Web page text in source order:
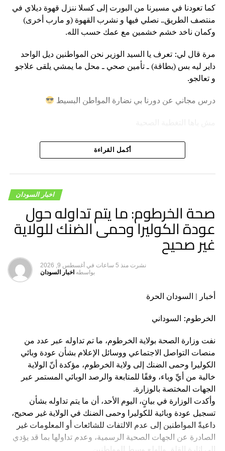
كما تعودنا في مسيرنا من البورت إلى كسلا ننزل قهوة ديلاي في
منتصف الطريق.. نصلي فيها و نشرب القهوة (و مارب أخرى)
وكمان ناخد خشم خشمين مع عمك حسب الله.
مرة قال لي: تعرف يا السيد الوزير نحن المواطنين ديل الواحد
داير ليه بس (بطاقة) ـ تأمين صحي ـ محل ما يمشي يلقى علاجو
و تعالجو.
درس مجاني عن دورنا بي نضارة المواطن البسيط
حسب الله في قعدة قهوة و من غير ظيتا و ظمبريتا وبعبارات
…………..
رغم اننا نحتفل هنا و هناك .. بجهاز حديث او افتتاح مستشفي
او مركز تشخيصي متطور …. إلا انه ليحزنني ان أرى مريضا
(عاملين ليه كشف ما عندو حق العملية) وأخاف ان يأخذه المرض
….وفرة الحبة والحقنة و الدواء خطوة برضو كويسة … لكن
الخطوة المهمة قالا عم حسب الله … دي روشتة المواطن مافي
شك لو حققناها لكان خيرا لنا و أشد تثبيتا…
ده الحل و زي ما قالوا الحل في الـ (تأمين) .. ان قلنا خير لا بدورلو
سيف لا درقة …وان (طنشنا) يروح شمار في مرقة.
هيثم الباوقة
أكمل القراءة
اخبار السودان
صحة الخرطوم: ما يتم تداوله حول
عودة الكوليرا وحمى الضنك للولاية
غير صحيح
نشرت منذ 5 ساعات في أغسطس 9, 2026
بواسطه اخبار السودان
أخبار | السودان الحرة
الخرطوم: السوداني
نفت وزارة الصحة بولاية الخرطوم، ما تم تداوله عبر عدد من
منصات التواصل الاجتماعي ووسائل الإعلام بشأن عودة وبائي
الكوليرا وحمى الضنك إلى ولاية الخرطوم، مؤكدة أنّ الولاية
خالية من أيِّ وباء، وفقًا للمتابعة والرصد الوبائي المستمر عبر
الجهات المختصة بالوزارة.
وأكدت الوزارة في بيانٍ، اليوم الأحد، أن ما يتم تداوله بشأن
تسجيل عودة وبائية للكوليرا وحمى الضنك في الولاية غير صحيح،
داعيةً المواطنين إلى عدم الالتفات للشائعات أو المعلومات غير
الصادرة عن الجهات الصحية الرسمية، وعدم تداولها بما قد يؤدي